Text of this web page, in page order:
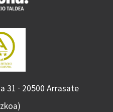
31 · 20500 Arrasate